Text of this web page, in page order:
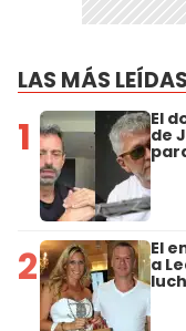
LAS MÁS LEÍDAS
1 El
de
2 El
a